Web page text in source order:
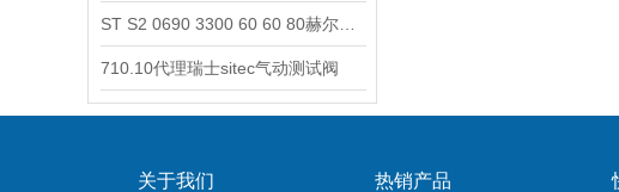
710.10代理瑞士sitec气动测试阀
关于我们 热销产品